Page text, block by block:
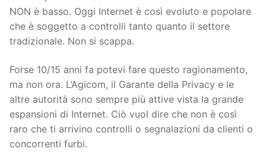
NON è basso. Oggi Internet è così evoluto e popolare
che è soggetto a controlli tanto quanto il settore
tradizionale. Non si scappa.
Forse 10/15 anni fa potevi fare questo ragionamento,
ma non ora. L’Agicom, il Garante della Privacy e le
altre autorità sono sempre più attive vista la grande
espansioni di Internet. Ciò vuol dire che non è così
raro che ti arrivino controlli o segnalazioni da clienti o
concorrenti furbi.